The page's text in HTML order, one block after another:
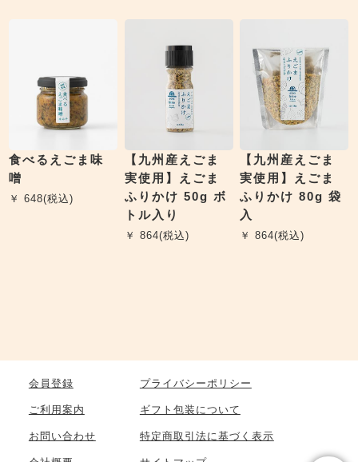
食べるえごま味
噌
￥ 648(税込)
【九州産えごま
実使用】えごま
ふりかけ 50g ボ
トル入り
￥ 864(税込)
【九州産えごま
実使用】えごま
ふりかけ 80g 袋
入
￥ 864(税込)
会員登録
プライバシーポリシー
ご利用案内
ギフト包装について
お問い合わせ
特定商取引法に基づく表示